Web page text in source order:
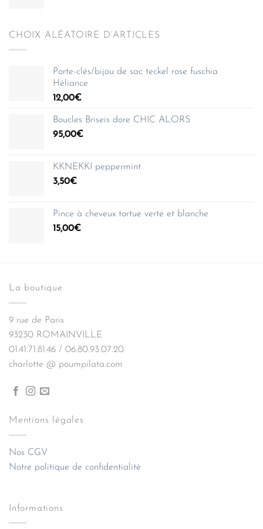
CHOIX ALÉATOIRE D’ARTICLES
Porte-clés/bijou de sac teckel rose fuschia
Héliance
12,00€
Boucles Briseis dore CHIC ALORS
95,00€
KKNEKKI peppermint
3,50€
Pince à cheveux tortue verte et blanche
15,00€
La boutique
9 rue de Paris
93230 ROMAINVILLE
01.41.71.81.46 / 06.80.93.07.20
charlotte @ poumpilata.com
Mentions légales
Nos CGV
Notre politique de confidentialité
Informations